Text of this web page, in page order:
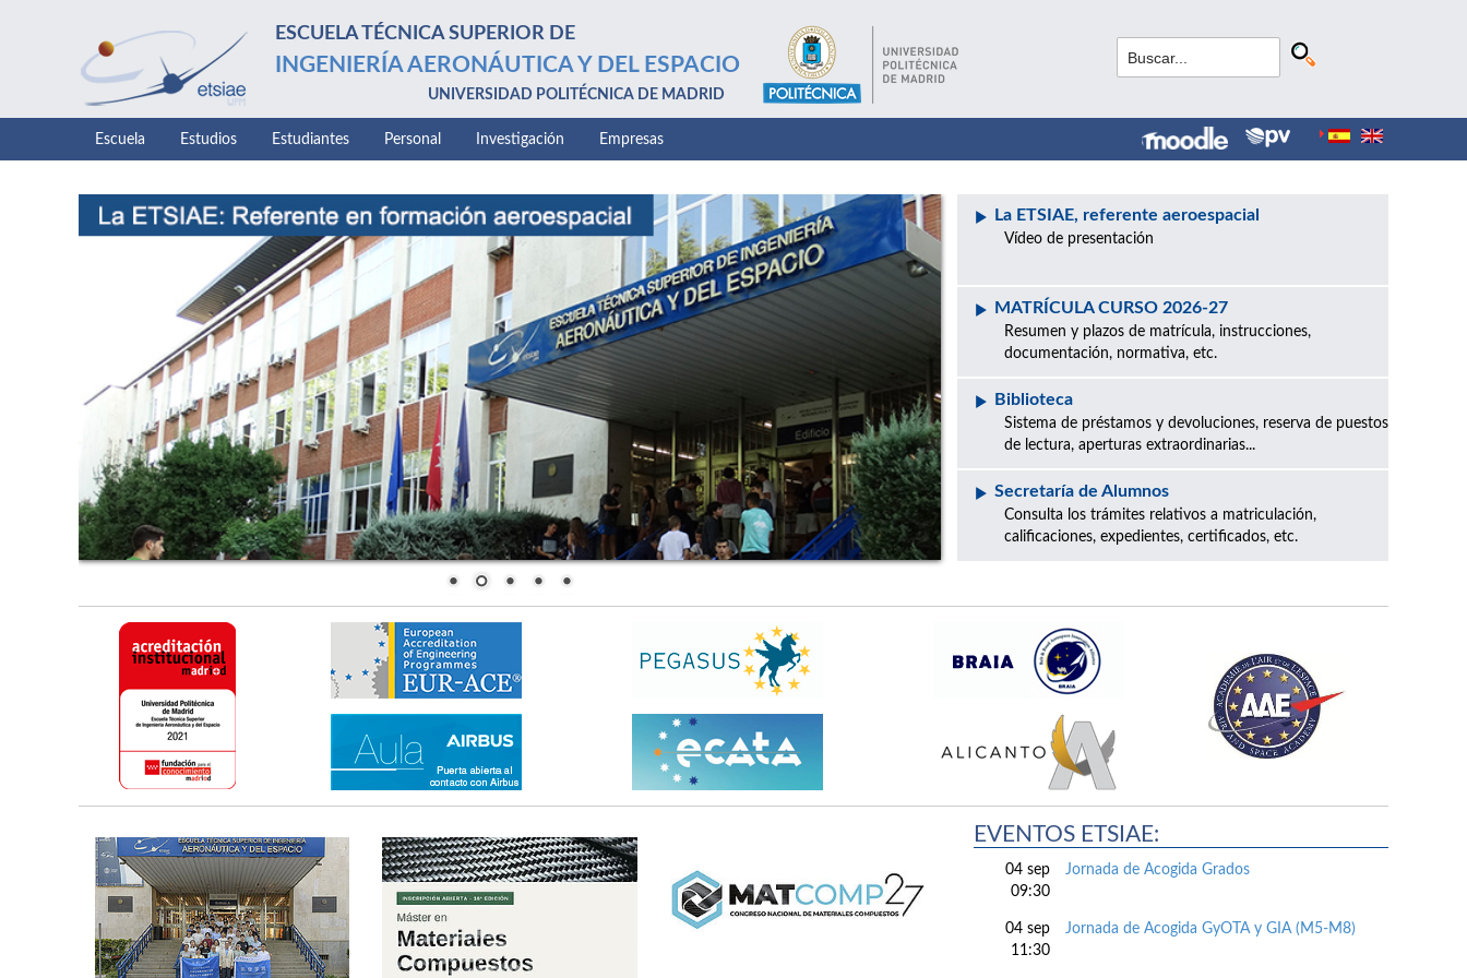
ESCUELA TÉCNICA SUPERIOR DE
INGENIERÍA AERONÁUTICA Y DEL ESPACIO
UNIVERSIDAD POLITÉCNICA DE MADRID
Escuela Estudios Estudiantes Personal Investigación Empresas
La ETSIAE, referente aeroespacial
Vídeo de presentación
MATRÍCULA CURSO 2026-27
Resumen y plazos de matrícula, instrucciones,
documentación, normativa, etc.
Biblioteca
Sistema de préstamos y devoluciones, reserva de puestos
de lectura, aperturas extraordinarias...
Secretaría de Alumnos
Consulta los trámites relativos a matriculación,
calificaciones, expedientes, certificados, etc.
EVENTOS ETSIAE:
04 sep
09:30
Jornada de Acogida Grados
04 sep
11:30
Jornada de Acogida GyOTA y GIA (M5-M8)